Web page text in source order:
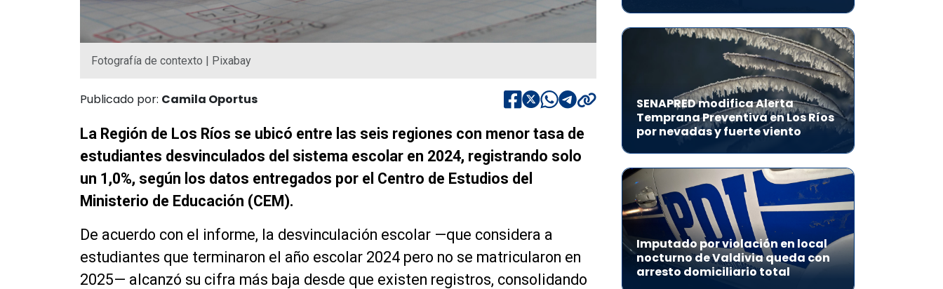
Fotografía de contexto | Pixabay
Publicado por: Camila Oportus
La Región de Los Ríos se ubicó entre las seis regiones con menor tasa de
estudiantes desvinculados del sistema escolar en 2024, registrando solo
un 1,0%, según los datos entregados por el Centro de Estudios del
Ministerio de Educación (CEM).
De acuerdo con el informe, la desvinculación escolar —que considera a
estudiantes que terminaron el año escolar 2024 pero no se matricularon en
2025— alcanzó su cifra más baja desde que existen registros, consolidando
SENAPRED modifica Alerta
Temprana Preventiva en Los Ríos
por nevadas y fuerte viento
Imputado por violación en local
nocturno de Valdivia queda con
arresto domiciliario total